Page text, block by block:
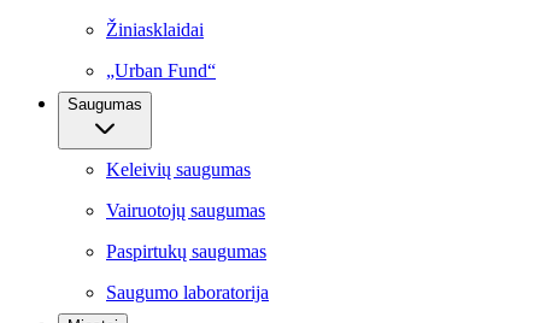
Žiniasklaidai
„Urban Fund“
Saugumas
Keleivių saugumas
Vairuotojų saugumas
Paspirtukų saugumas
Saugumo laboratorija